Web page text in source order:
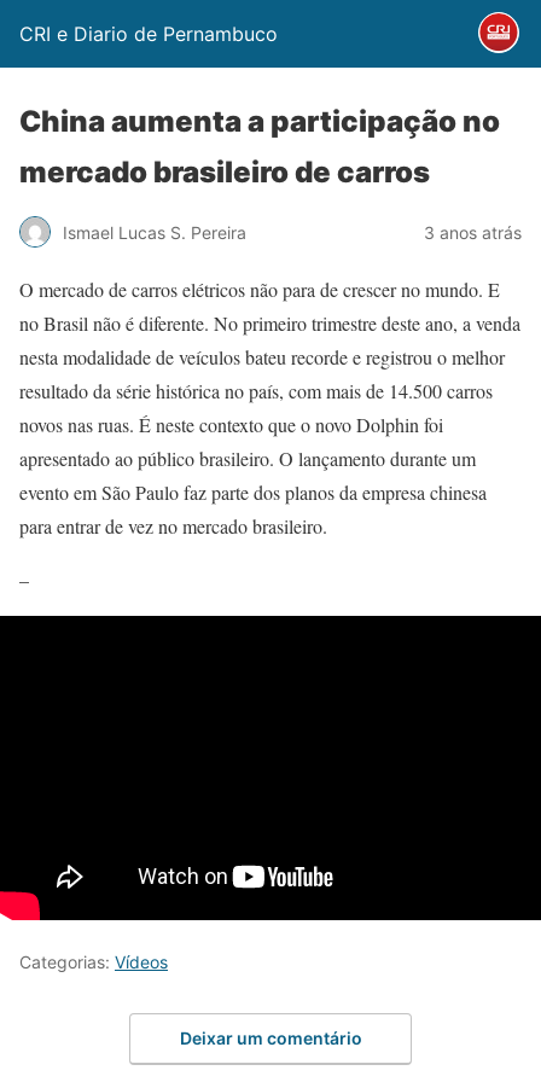
CRI e Diario de Pernambuco
China aumenta a participação no
mercado brasileiro de carros
Ismael Lucas S. Pereira 3 anos atrás
O mercado de carros elétricos não para de crescer no mundo. E
no Brasil não é diferente. No primeiro trimestre deste ano, a venda
nesta modalidade de veículos bateu recorde e registrou o melhor
resultado da série histórica no país, com mais de 14.500 carros
novos nas ruas. É neste contexto que o novo Dolphin foi
apresentado ao público brasileiro. O lançamento durante um
evento em São Paulo faz parte dos planos da empresa chinesa
para entrar de vez no mercado brasileiro.
–
Categorias: Vídeos
Deixar um comentário